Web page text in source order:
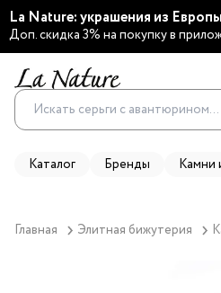
La Nature: украшения из Европы
Доп. скидка 3% на покупку в
Каталог Бренды Камни
Главная Элитная бижутерия